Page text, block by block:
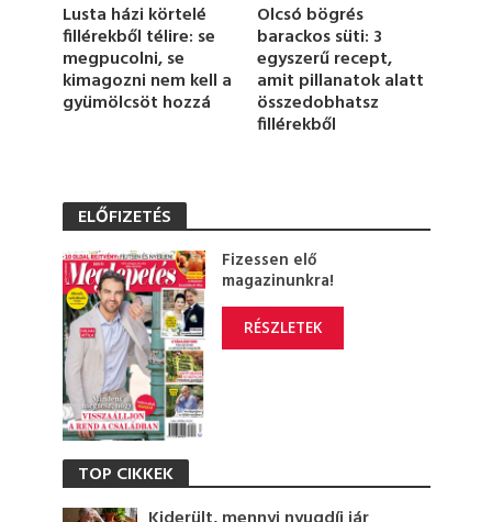
s
Lusta házi körtelé
fillérekből télire: se
megpucolni, se
kimagozni nem kell a
gyümölcsöt hozzá
Olcsó bögrés
barackos süti: 3
egyszerű recept,
amit pillanatok alatt
összedobhatsz
fillérekből
ELŐFIZETÉS
Fizessen elő
magazinunkra!
RÉSZLETEK
TOP CIKKEK